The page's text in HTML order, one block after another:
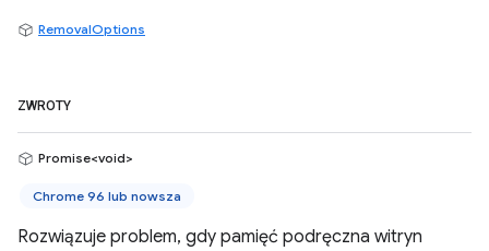
RemovalOptions
ZWROTY
Promise<void>
Chrome 96 lub nowsza
Rozwiązuje problem, gdy pamięć podręczna witryn